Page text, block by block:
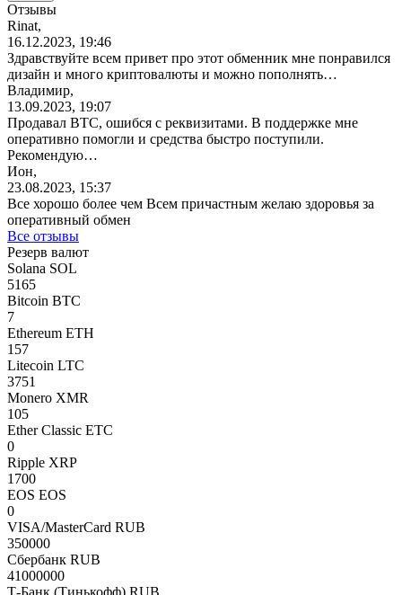
Отзывы
Rinat,
16.12.2023, 19:46
Здравствуйте всем привет про этот обменник мне понравился
дизайн и много криптовалюты и можно пополнять…
Владимир,
13.09.2023, 19:07
Продавал BTC, ошибся с реквизитами. В поддержке мне
оперативно помогли и средства быстро поступили.
Рекомендую…
Ион,
23.08.2023, 15:37
Все хорошо более чем Всем причастным желаю здоровья за
оперативный обмен
Все отзывы
Резерв валют
Solana SOL
5165
Bitcoin BTC
7
Ethereum ETH
157
Litecoin LTC
3751
Monero XMR
105
Ether Classic ETC
0
Ripple XRP
1700
EOS EOS
0
VISA/MasterCard RUB
350000
Сбербанк RUB
41000000
Т-Банк (Тинькофф) RUB